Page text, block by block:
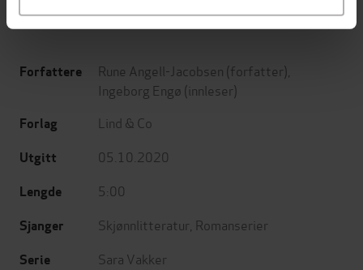
Forfattere Rune Angell-Jacobsen (forfatter),
Ingeborg Engø (innleser)
Forlag Lind & Co
Utgitt 05.10.2020
Lengde 5:00
Sjanger Skjønnlitteratur Romanserier
Serie Sara Vakker